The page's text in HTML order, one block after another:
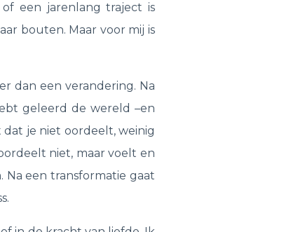
een jarenlang traject is
bouten. Maar voor mij is
dan een verandering. Na
geleerd de wereld –en
je niet oordeelt, weinig
niet, maar voelt en
een transformatie gaat